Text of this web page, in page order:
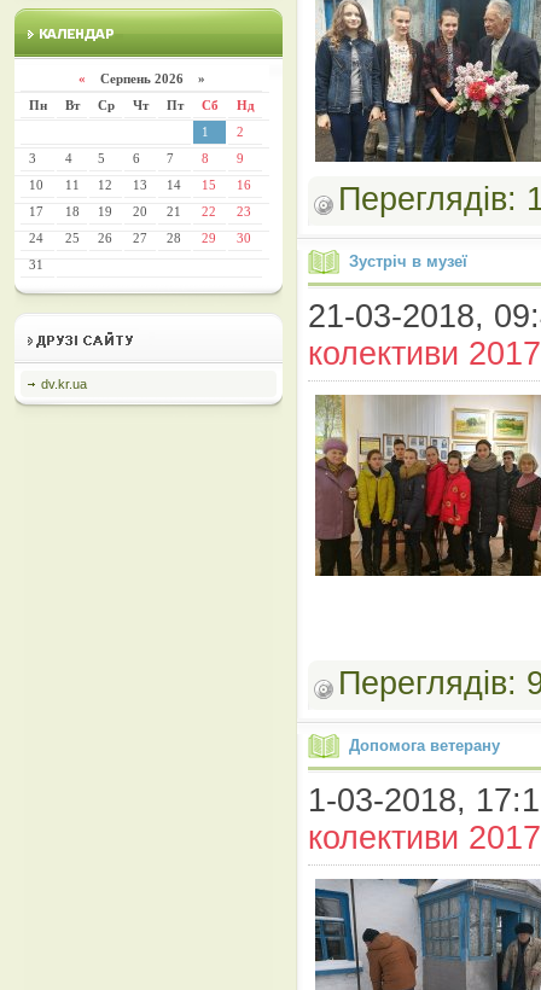
« Серпень 2026 »
Пн
Вт Ср Чт Пт Сб
Нд
1
2
3
4 5 6 7 8
9
10
11 12 13 14 15
16
17
18 19 20 21 22
23
24
25 26 27 28 29
30
31
dv.kr.ua
Зустріч в музеї
21-03-2018,
колективи
Допомога ветерану
1-03-2018,
колективи